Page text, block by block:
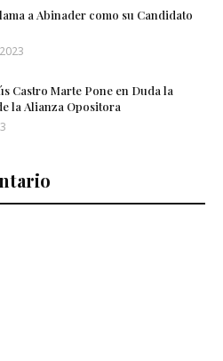
a Abinader como su Candidato
Castro Marte Pone en Duda la
la Alianza Opositora